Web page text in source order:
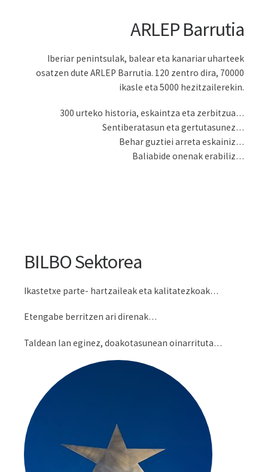
ARLEP Barrutia
Iberiar penintsulak, balear eta kanariar uharteek
osatzen dute ARLEP Barrutia. 120 zentro dira, 70000
ikasle eta 5000 hezitzailerekin.
300 urteko historia, eskaintza eta zerbitzua…
Sentiberatasun eta gertutasunez…
Behar guztiei arreta eskainiz…
Baliabide onenak erabiliz…
BILBO Sektorea
Ikastetxe parte- hartzaileak eta kalitatezkoak…
Etengabe berritzen ari direnak…
Taldean lan eginez, doakotasunean oinarrituta…